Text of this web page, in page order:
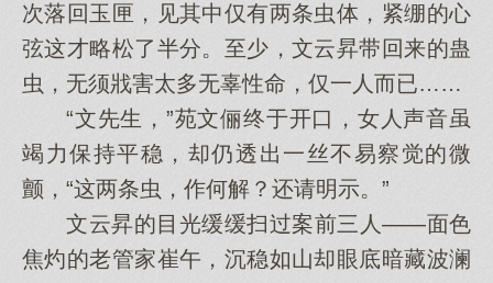
次落回玉匣，见其中仅有两条虫体，紧绷的心
弦这才略松了半分。至少，文云昇带回来的蛊
虫，无须戕害太多无辜性命，仅一人而已……
“文先生，”苑文俪终于开口，女人声音虽
竭力保持平稳，却仍透出一丝不易察觉的微
颤，“这两条虫，作何解？还请明示。”
文云昇的目光缓缓扫过案前三人——面色
焦灼的老管家崔午，沉稳如山却眼底暗藏波澜